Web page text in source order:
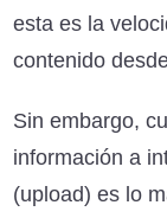
esta es la
contenido
Sin embargo,
información a
(upload) es lo